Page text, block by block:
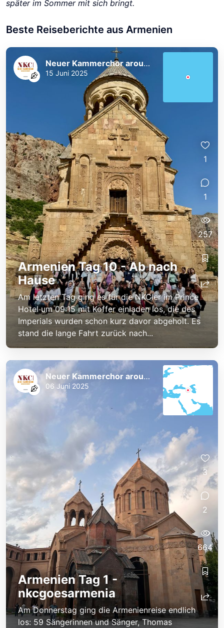
später im Sommer mit sich bringt.
Beste Reiseberichte aus Armenien
Armenien Tag 10 - Ab nach
Hause
Am letzten Tag ging es für die NKCler im Prince
Hotel um 09:15 mit Koffer einladen los, die des
Imperials wurden schon kurz davor abgeholt. Es
stand die lange Fahrt zurück nach...
Neuer Kammerchor around the World
15 Juni 2025
1
1
257
Armenien Tag 1 -
nkcgoesarmenia
Am Donnerstag ging die Armenienreise endlich
los: 59 Sängerinnen und Sänger, Thomas
Neuer Kammerchor around the World
06 Juni 2025
3
2
664